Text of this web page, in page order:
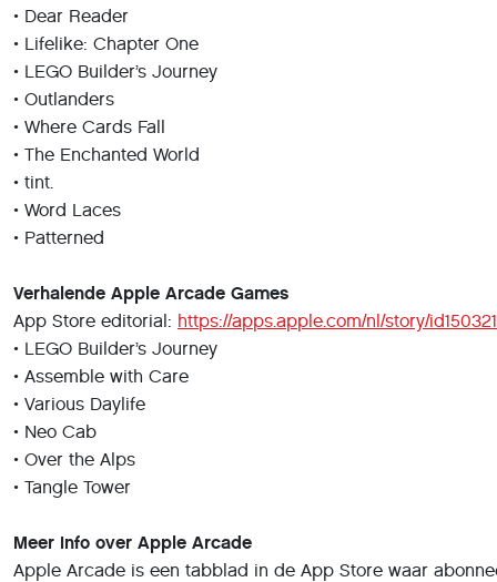
• Dear Reader
• Lifelike: Chapter One
• LEGO Builder’s Journey
• Outlanders
• Where Cards Fall
• The Enchanted World
• tint.
• Word Laces
• Patterned
Verhalende Apple Arcade Games
App Store editorial: https://apps.apple.com/nl/story/
• LEGO Builder’s Journey
• Assemble with Care
• Various Daylife
• Neo Cab
• Over the Alps
• Tangle Tower
Meer info over Apple Arcade
Apple Arcade is een tabblad in de App Store waar